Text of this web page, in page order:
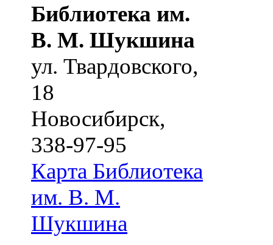
Библиотека им.
В. М. Шукшина
ул. Твардовского,
18
Новосибирск,
338-97-95
Карта Библиотека
им. В. М.
Шукшина